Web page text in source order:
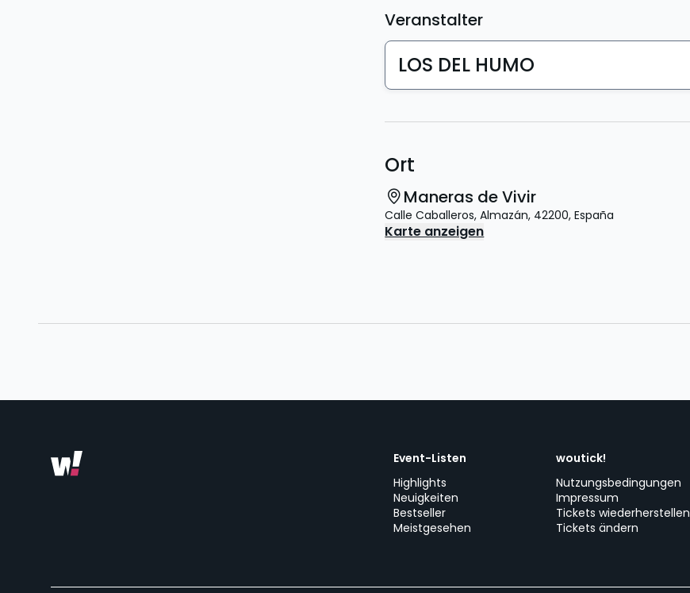
Veranstalter
LOS DEL HUMO
Ort
Maneras de Vivir
Calle Caballeros, Almazán, 42200, España
Karte anzeigen
Event-Listen
Highlights
Neuigkeiten
Bestseller
Meistgesehen
woutick!
Nutzungsbedingungen
Impressum
Tickets wiederherstellen
Tickets ändern